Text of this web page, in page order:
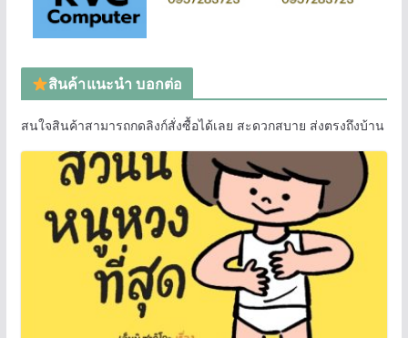
สินค้าแนะนำ บอกต่อ
สนใจสินค้าสามารถกดลิงก์สั่งซื้อได้เลย สะดวกสบาย ส่งตรงถึงบ้าน